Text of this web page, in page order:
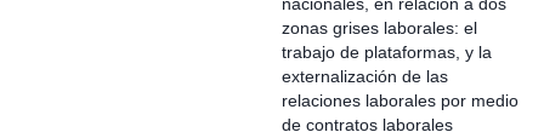
zonas grises laborales: el
trabajo de plataformas, y la
externalización de las
relaciones laborales por medio
de contratos laborales